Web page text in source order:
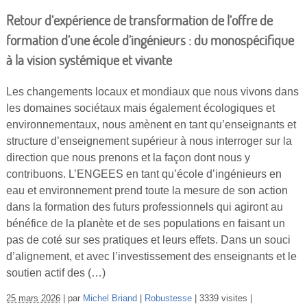
Transition
IA
IMT
Colloques
Vidéos
S’inscrire
Se connecter
Retour d’expérience de transformation de l’offre de
formation d’une école d’ingénieurs : du monospécifique
à la vision systémique et vivante
Les changements locaux et mondiaux que nous vivons dans
les domaines sociétaux mais également écologiques et
environnementaux, nous amènent en tant qu’enseignants et
structure d’enseignement supérieur à nous interroger sur la
direction que nous prenons et la façon dont nous y
contribuons. L’ENGEES en tant qu’école d’ingénieurs en
eau et environnement prend toute la mesure de son action
dans la formation des futurs professionnels qui agiront au
bénéfice de la planète et de ses populations en faisant un
pas de coté sur ses pratiques et leurs effets. Dans un souci
d’alignement, et avec l’investissement des enseignants et le
soutien actif des (…)
25 mars 2026 par Michel Briand Robustesse
3339 visites